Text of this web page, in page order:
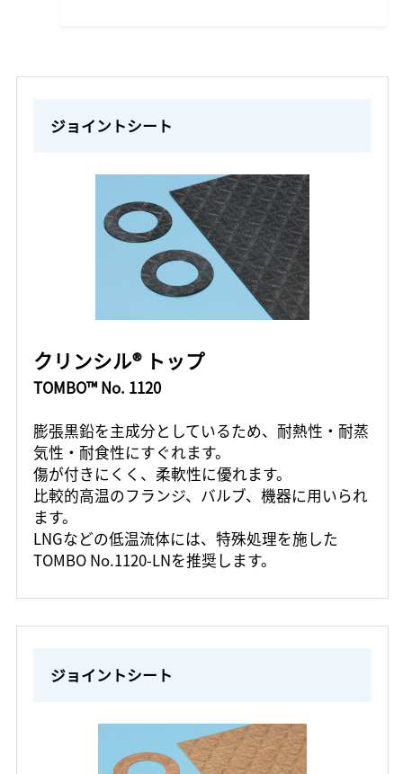
ジョイントシート
クリンシル® トップ
TOMBO™ No. 1120
膨張黒鉛を主成分としているため、耐熱性・耐蒸
気性・耐食性にすぐれます。
傷が付きにくく、柔軟性に優れます。
比較的高温のフランジ、バルブ、機器に用いられ
ます。
LNGなどの低温流体には、特殊処理を施した
TOMBO No.1120-LNを推奨します。
ジョイントシート